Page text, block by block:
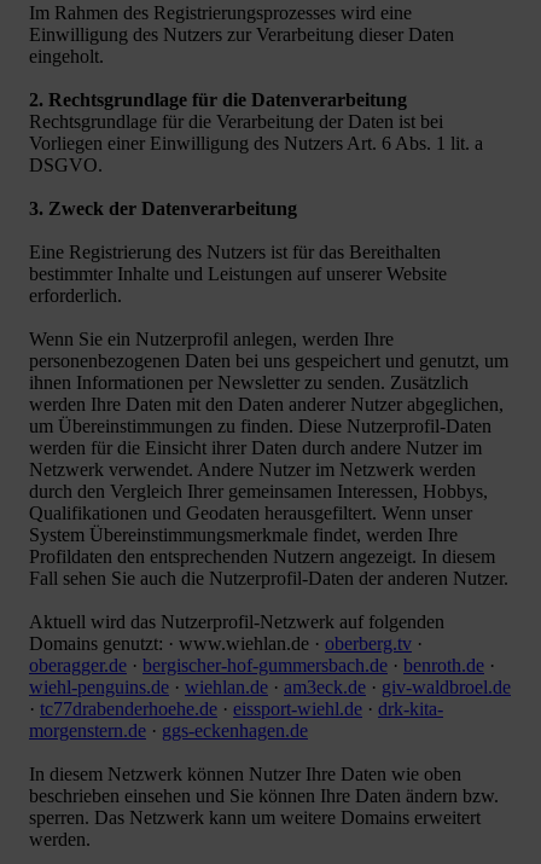
Im Rahmen des Registrierungsprozesses wird eine
Einwilligung des Nutzers zur Verarbeitung dieser Daten
eingeholt.
2. Rechtsgrundlage für die Datenverarbeitung
Rechtsgrundlage für die Verarbeitung der Daten ist bei
Vorliegen einer Einwilligung des Nutzers Art. 6 Abs. 1 lit. a
DSGVO.
3. Zweck der Datenverarbeitung
Eine Registrierung des Nutzers ist für das Bereithalten
bestimmter Inhalte und Leistungen auf unserer Website
erforderlich.
Wenn Sie ein Nutzerprofil anlegen, werden Ihre
personenbezogenen Daten bei uns gespeichert und genutzt, um
ihnen Informationen per Newsletter zu senden. Zusätzlich
werden Ihre Daten mit den Daten anderer Nutzer abgeglichen,
um Übereinstimmungen zu finden. Diese Nutzerprofil-Daten
werden für die Einsicht ihrer Daten durch andere Nutzer im
Netzwerk verwendet. Andere Nutzer im Netzwerk werden
durch den Vergleich Ihrer gemeinsamen Interessen, Hobbys,
Qualifikationen und Geodaten herausgefiltert. Wenn unser
System Übereinstimmungsmerkmale findet, werden Ihre
Profildaten den entsprechenden Nutzern angezeigt. In diesem
Fall sehen Sie auch die Nutzerprofil-Daten der anderen Nutzer.
Aktuell wird das Nutzerprofil-Netzwerk auf folgenden
Domains genutzt: · www.wiehlan.de · oberberg.tv ·
oberagger.de · bergischer-hof-gummersbach.de · benroth.de ·
wiehl-penguins.de · wiehlan.de · am3eck.de · giv-waldbroel.de
· tc77drabenderhoehe.de · eissport-wiehl.de · drk-kita-
morgenstern.de · ggs-eckenhagen.de
In diesem Netzwerk können Nutzer Ihre Daten wie oben
beschrieben einsehen und Sie können Ihre Daten ändern bzw.
sperren. Das Netzwerk kann um weitere Domains erweitert
werden.